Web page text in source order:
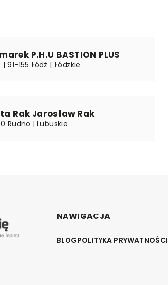
P.H.U BASTION PLUS
91-155 Łódź | Łódzkie
Rak Jarosław Rak
Rudno | Lubuskie
NAWIGACJA
BLOGPOLITYKA PRYWATNOŚCI